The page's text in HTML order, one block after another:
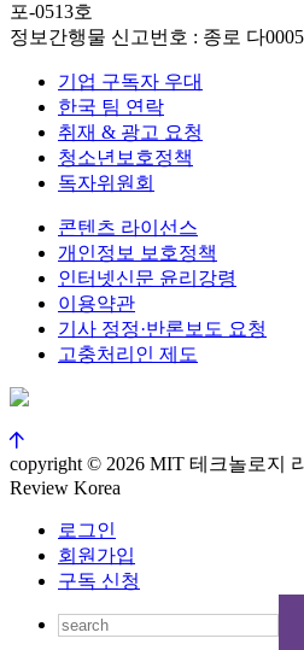
포-0513호
정보간행물 신고번호 : 종로 다
기업 구독자 우대
한국 팀 연락
취재 & 광고 요청
청소년보호정책
독자위원회
콘텐츠 라이선스
개인정보 보호정책
인터넷신문 윤리강령
이용약관
기사 정정·반론보도 요청
고충처리인 제도
copyright © 2026 MIT 테크놀로지
Review Korea
로그인
회원가입
구독 신청